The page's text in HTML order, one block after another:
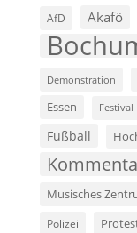
AfD Akafö
Demonstration
Essen Festival
Fußball
Musisches
Polizei